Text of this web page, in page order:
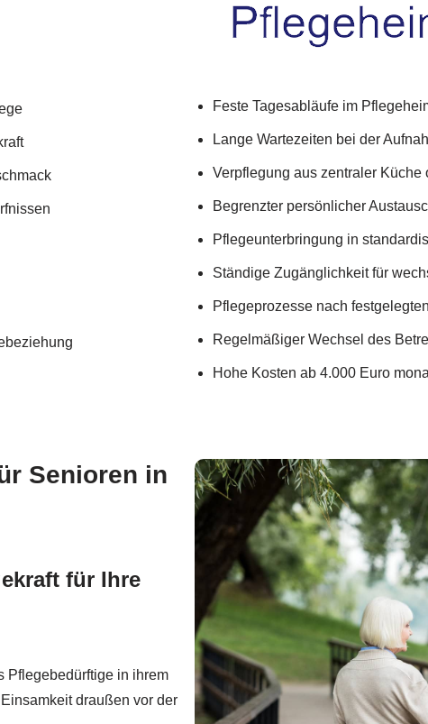
Feste Tagesabläufe im
Lange Wartezeiten bei der
Verpflegung aus zentraler Küche
Begrenzter persönlicher
Pflegeunterbringung in
Ständige Zugänglichkeit für
Pflegeprozesse nach
Regelmäßiger Wechsel des
Hohe Kosten ab 4.000 Euro
Senioren in
für Ihre
Pflegebedürftige in ihrem
draußen vor der